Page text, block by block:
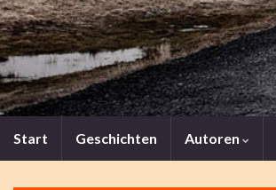
Start Geschichten Autoren